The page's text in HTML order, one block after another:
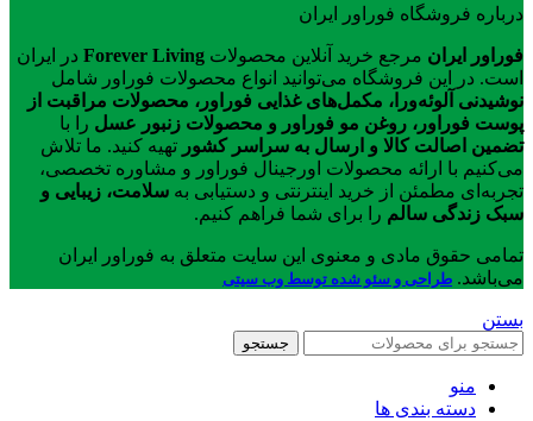
درباره فروشگاه فوراور ایران
فوراور ایران مرجع خرید آنلاین محصولات Forever Living در ایران
است. در این فروشگاه می‌توانید انواع محصولات فوراور شامل
نوشیدنی آلوئه‌ورا، مکمل‌های غذایی فوراور، محصولات مراقبت از
پوست فوراور، روغن مو فوراور و محصولات زنبور عسل را با
تضمین اصالت کالا و ارسال به سراسر کشور تهیه کنید. ما تلاش
می‌کنیم با ارائه محصولات اورجینال فوراور و مشاوره تخصصی،
تجربه‌ای مطمئن از خرید اینترنتی و دستیابی به سلامت، زیبایی و
سبک زندگی سالم را برای شما فراهم کنیم.
تمامی حقوق مادی و معنوی این سایت متعلق به فوراور ایران
می‌باشد. طراحی و سئو شده توسط وب سیتی
بستن
جستجو
منو
دسته بندی ها